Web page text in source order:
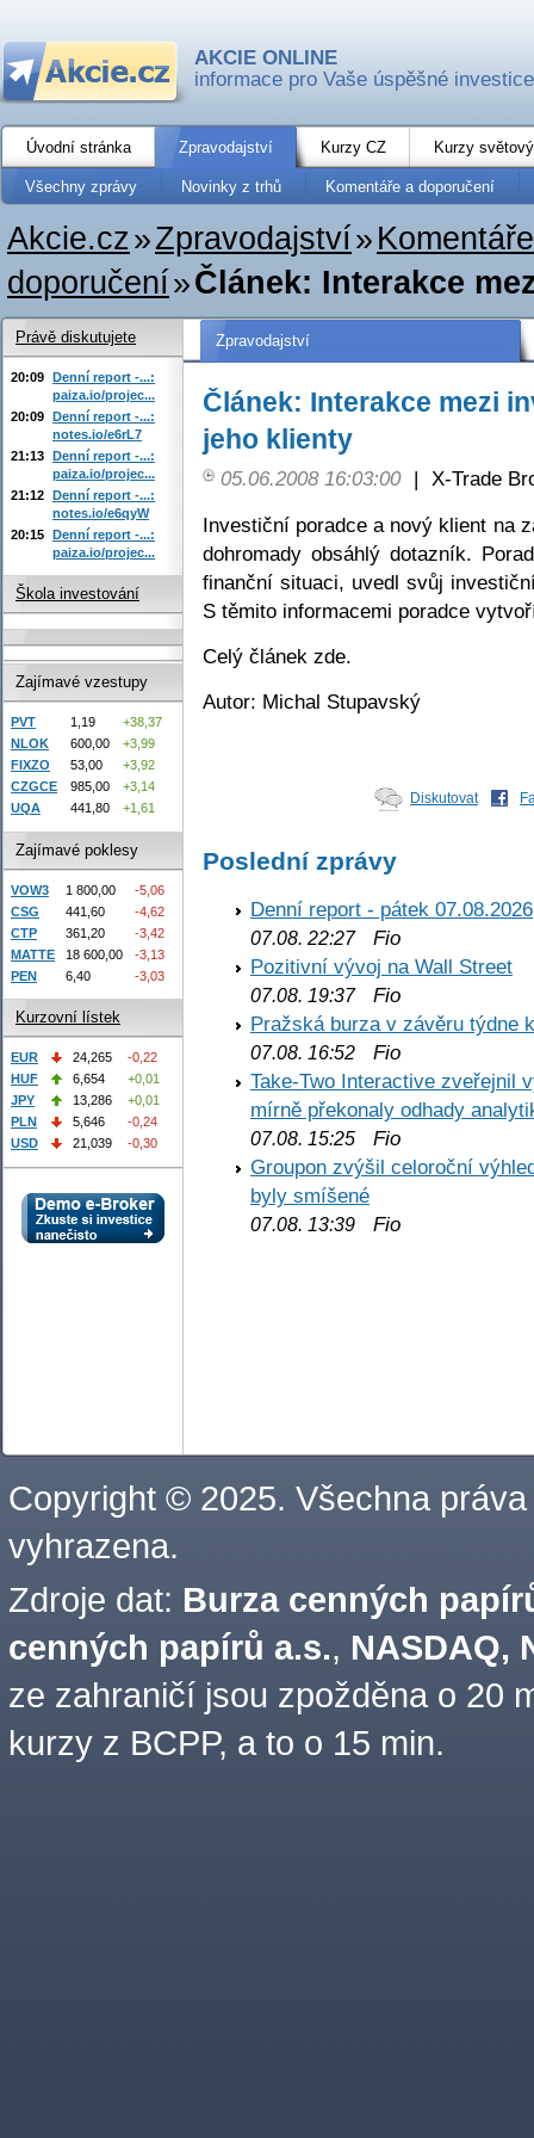
AKCIE ONLINE
informace pro Vaše úspěšné investice
Úvodní stránka Zpravodajství Kurzy CZ Kurzy
Všechny zprávy Novinky z trhů Komentáře a doporučení
Akcie.cz»Zpravodajství»
doporučení»Článek: Interakce
Zpravodajství
Článek: Interakce mezi
jeho klienty
05.06.2008 16:03:00 | X-Trade
Investiční poradce a nový klient na
dohromady obsáhlý dotazník.
finanční situaci, uvedl svůj
S těmito informacemi poradce
Celý článek zde.
Autor: Michal Stupavský
Diskutovat
Poslední zprávy
Denní report - pátek 07.08.2026
07.08. 22:27Fio
Pozitivní vývoj na Wall Street
07.08. 19:37Fio
Pražská burza v závěru týdne
07.08. 16:52 Fio
Take-Two Interactive zveřejnil
mírně překonaly odhady
07.08. 15:25 Fio
Groupon zvýšil celoroční
byly smíšené
07.08. 13:39 Fio
Právě diskutujete
20:09 Denní report -...:
paiza.io/projec...
20:09 Denní report -...:
notes.io/e6rL7
21:13 Denní report -...:
paiza.io/projec...
21:12 Denní report -...:
notes.io/e6qyW
20:15 Denní report -...:
paiza.io/projec...
Škola investování
Zajímavé vzestupy
PVT 1,19
+38,37
NLOK
600,00
+3,99
FIXZO
53,00
+3,92
CZGCE
985,00
+3,14
UQA
441,80 +1,61
Zajímavé poklesy
VOW3 1 800,00
-5,06
CSG
441,60
-4,62
CTP
361,20
-3,42
MATTE
18 600,00
-3,13
PEN
6,40 -3,03
Kurzovní lístek
EUR 24,265
-0,22
HUF
6,654
+0,01
JPY
13,286
+0,01
PLN
5,646
-0,24
USD
21,039 -0,30
Copyright © 2025. Všechna práva
vyhrazena.
Zdroje dat: Burza cenných
cenných papírů a.s., NASDAQ,
ze zahraničí jsou zpožděna o 20
kurzy z BCPP, a to o 15 min.